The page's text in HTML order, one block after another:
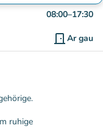
08:00–17:30
door_front Ar gau
ruhige